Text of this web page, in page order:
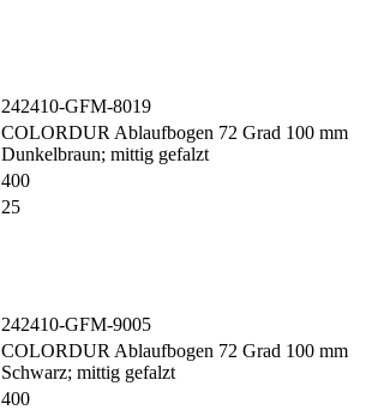
242410-GFM-8019
COLORDUR Ablaufbogen 72 Grad 100 mm
Dunkelbraun; mittig gefalzt
400
25
242410-GFM-9005
COLORDUR Ablaufbogen 72 Grad 100 mm
Schwarz; mittig gefalzt
400